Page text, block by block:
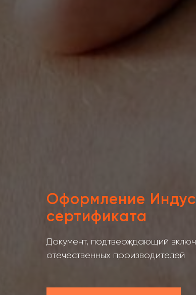
Оформление
сертификата
Документ, подтверждающий
отечественных производителей